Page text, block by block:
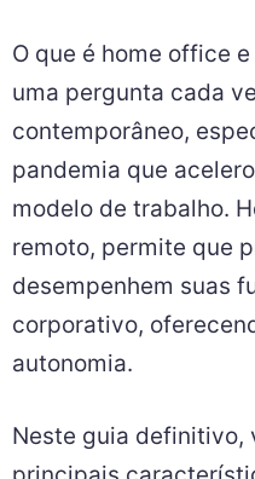
O que é home office
uma pergunta cada
contemporâneo,
pandemia que
modelo de trabalho.
remoto, permite que
desempenhem suas
corporativo,
autonomia.
Neste guia definitivo,